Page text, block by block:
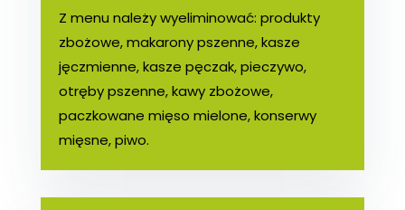
Z menu należy wyeliminować: produkty
zbożowe, makarony pszenne, kasze
jęczmienne, kasze pęczak, pieczywo,
otręby pszenne, kawy zbożowe,
paczkowane mięso mielone, konserwy
mięsne, piwo.